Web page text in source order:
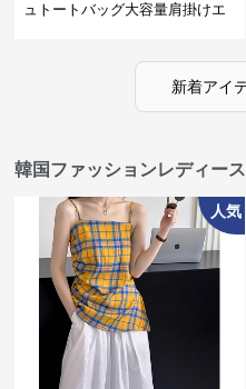
ュトートバッグ大容量肩掛けエ
新着アイ
韓国ファッションレディー
人気